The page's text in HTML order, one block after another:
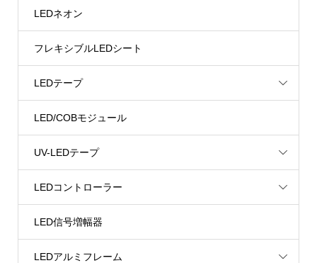
LEDネオン
フレキシブルLEDシート
LEDテープ
LED/COBモジュール
UV-LEDテープ
LEDコントローラー
LED信号増幅器
LEDアルミフレーム